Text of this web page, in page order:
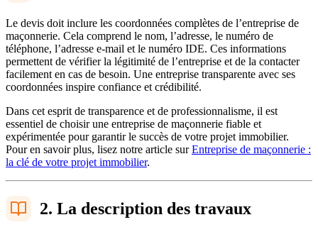
Le devis doit inclure les coordonnées complètes de l’entreprise de
maçonnerie. Cela comprend le nom, l’adresse, le numéro de
téléphone, l’adresse e-mail et le numéro IDE. Ces informations
permettent de vérifier la légitimité de l’entreprise et de la contacter
facilement en cas de besoin. Une entreprise transparente avec ses
coordonnées inspire confiance et crédibilité.
Dans cet esprit de transparence et de professionnalisme, il est
essentiel de choisir une entreprise de maçonnerie fiable et
expérimentée pour garantir le succès de votre projet immobilier.
Pour en savoir plus, lisez notre article surEntreprise de maçonnerie :
la clé de votre projet immobilier.
2. La description des travaux